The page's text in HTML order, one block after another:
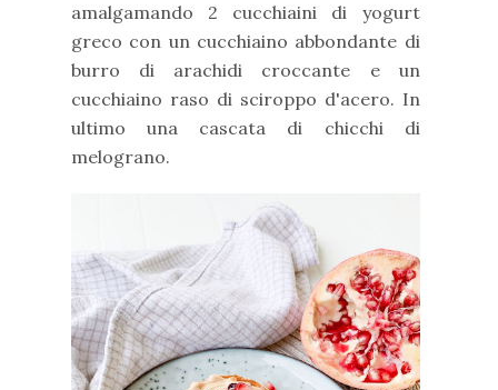
amalgamando 2 cucchiaini di yogurt
greco con un cucchiaino abbondante di
burro di arachidi croccante e un
cucchiaino raso di sciroppo d'acero. In
ultimo una cascata di chicchi di
melograno.